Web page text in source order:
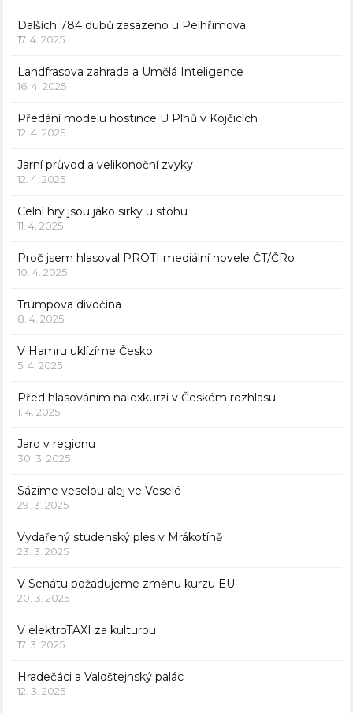
Dalších 784 dubů zasazeno u Pelhřimova
17. 4. 2025
Landfrasova zahrada a Umělá Inteligence
16. 4. 2025
Předání modelu hostince U Plhů v Kojčicích
12. 4. 2025
Jarní průvod a velikonoční zvyky
12. 4. 2025
Celní hry jsou jako sirky u stohu
11. 4. 2025
Proč jsem hlasoval PROTI mediální novele ČT/ČRo
10. 4. 2025
Trumpova divočina
8. 4. 2025
V Hamru uklízíme Česko
5. 4. 2025
Před hlasováním na exkurzi v Českém rozhlasu
1. 4. 2025
Jaro v regionu
30. 3. 2025
Sázíme veselou alej ve Veselé
29. 3. 2025
Vydařený studenský ples v Mrákotíně
23. 3. 2025
V Senátu požadujeme změnu kurzu EU
20. 3. 2025
V elektroTAXI za kulturou
17. 3. 2025
Hradečáci a Valdštejnský palác
12. 3. 2025